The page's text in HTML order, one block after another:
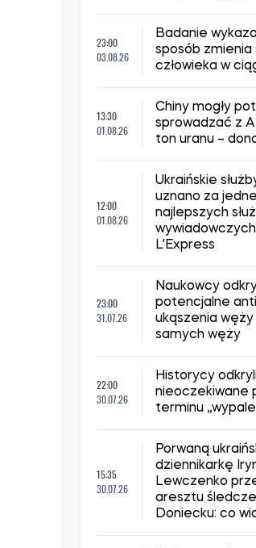
23:00
03.08.26
Badanie
sposób
człowieka w
13:30
01.08.26
Chiny mogły
sprowadzać z
ton uranu –
12:00
01.08.26
Ukraińskie
uznano za
najlepszych
L'Express
23:00
31.07.26
Naukowcy
potencjalne
ukąszenia węży
samych węży
22:00
30.07.26
Historycy
nieoczekiwane
terminu
15:35
30.07.26
Porwaną
dziennikarkę
Lewczenko
aresztu
Doniecku: co